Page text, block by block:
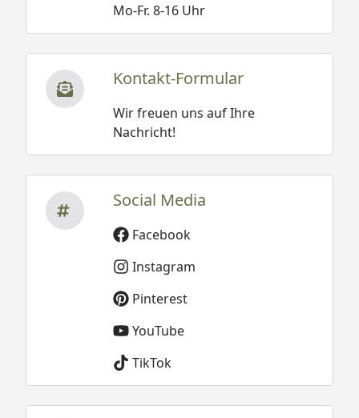
Mo-Fr. 8-16 Uhr
Kontakt-Formular
Wir freuen uns auf Ihre
Nachricht!
Social Media
Facebook
Instagram
Pinterest
YouTube
TikTok